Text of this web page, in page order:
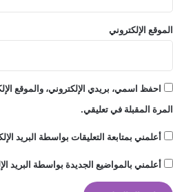
الموقع الإلكتروني
احفظ اسمي، بريدي الإلكتروني، والموقع
المرة المقبلة في تعليقي.
أعلمني بمتابعة التعليقات بواسطة البريد
أعلمني بالمواضيع الجديدة بواسطة البريد